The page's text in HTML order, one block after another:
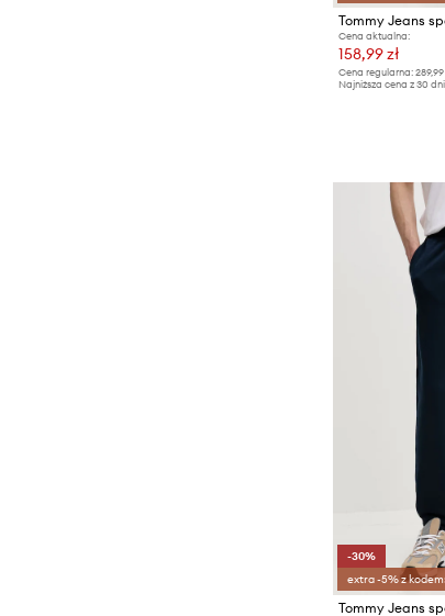
Cena aktualna:
158,99 zł
Cena regularna: 289,99
Najniższa cena z 30
-30%
extra -5% z